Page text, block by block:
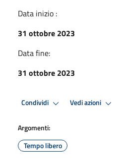
Data inizio :
31 ottobre 2023
Data fine:
31 ottobre 2023
Condividi Vedi azioni
Argomenti:
Tempo libero